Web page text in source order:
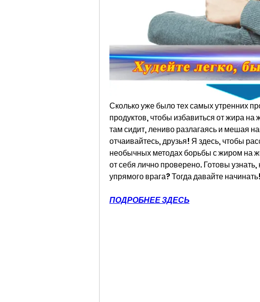
Сколько уже было тех самых утренних
продуктов, чтобы избавиться от жира
там сидит, лениво разлагаясь и мешая
отчаивайтесь, друзья! Я здесь, чтобы
необычных методах борьбы с жиром на
от себя лично проверено. Готовы узнать,
упрямого врага? Тогда давайте начинать!
ПОДРОБНЕЕ ЗДЕСЬ